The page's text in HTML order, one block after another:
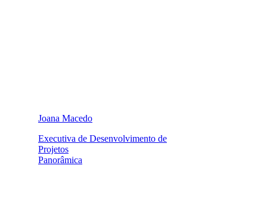
Joana Macedo
Executiva de Desenvolvimento de
Projetos
Panorâmica